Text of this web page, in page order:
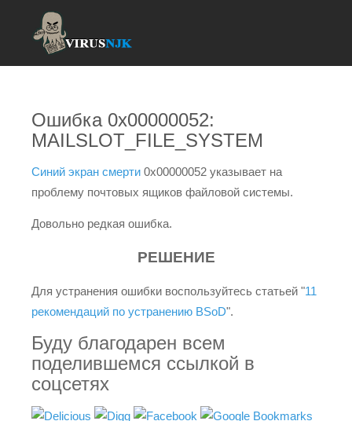
Ошибка 0x00000052:
MAILSLOT_FILE_SYSTEM
Синий экран смерти 0x00000052 указывает на
проблему почтовых ящиков файловой системы.
Довольно редкая ошибка.
РЕШЕНИЕ
Для устранения ошибки воспользуйтесь статьей "11
рекомендаций по устранению BSoD".
Буду благодарен всем
поделившемся ссылкой в
соцсетях